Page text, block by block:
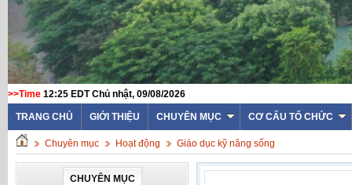
>>Time 12:25 EDT Chủ nhật, 09/08/2026
TRANG CHỦ GIỚI THIỆU CHUYÊN MỤC CƠ CẤU TỔ CHỨC
Chuyên mục Hoạt động Giáo dục kỹ năng sống
CHUYÊN MỤC